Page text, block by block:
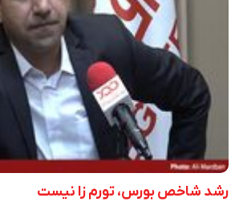
رشد شاخص بورس، تورم زا نیست